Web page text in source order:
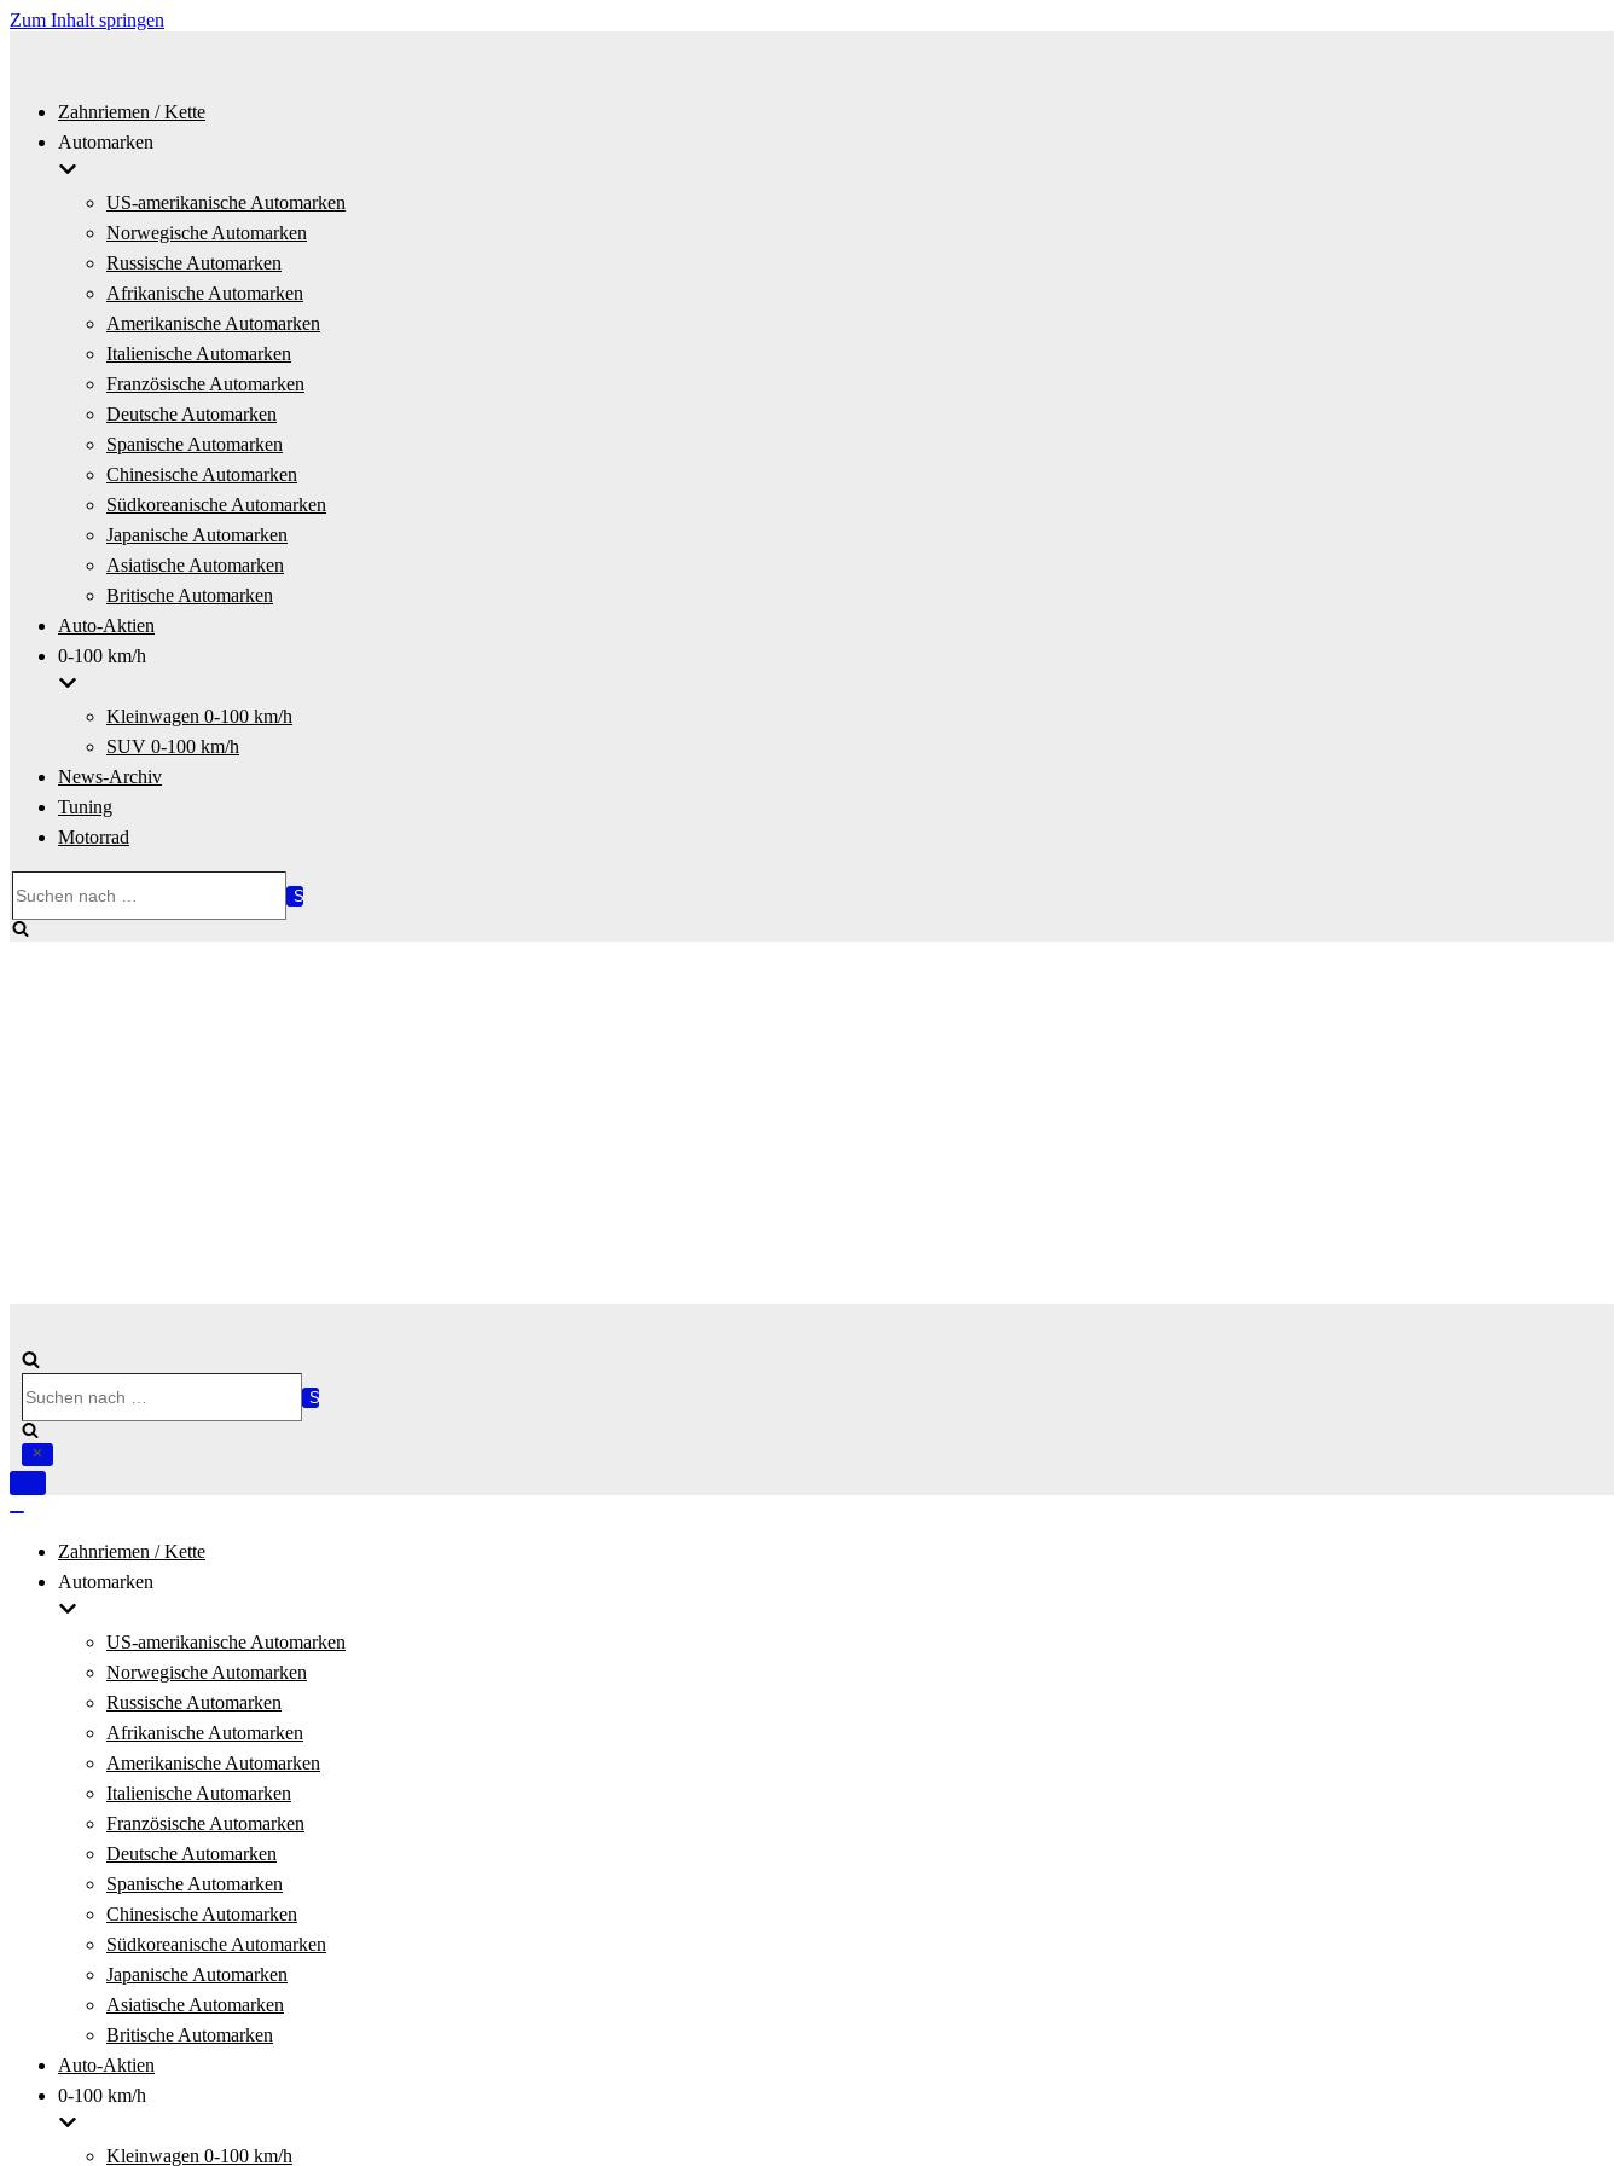
Zum Inhalt springen
Zahnriemen / Kette
Automarken
US-amerikanische Automarken
Norwegische Automarken
Russische Automarken
Afrikanische Automarken
Amerikanische Automarken
Italienische Automarken
Französische Automarken
Deutsche Automarken
Spanische Automarken
Chinesische Automarken
Südkoreanische Automarken
Japanische Automarken
Asiatische Automarken
Britische Automarken
Auto-Aktien
0-100 km/h
Kleinwagen 0-100 km/h
SUV 0-100 km/h
News-Archiv
Tuning
Motorrad
nach …
nach …
Navigation
Zahnriemen / Kette
Automarken
US-amerikanische Automarken
Norwegische Automarken
Russische Automarken
Afrikanische Automarken
Amerikanische Automarken
Italienische Automarken
Französische Automarken
Deutsche Automarken
Spanische Automarken
Chinesische Automarken
Südkoreanische Automarken
Japanische Automarken
Asiatische Automarken
Britische Automarken
Auto-Aktien
0-100 km/h
Kleinwagen 0-100 km/h